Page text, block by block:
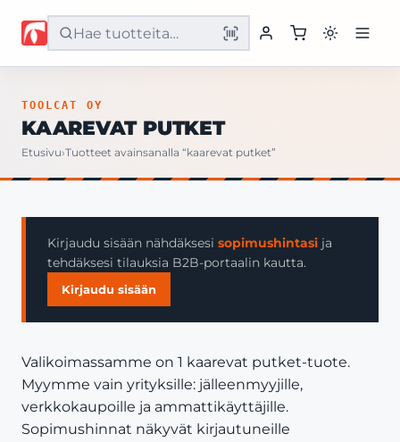
Etusivu
Yritys
Yhteystiedot
TOOLCAT OY
KAAREVAT PUTKET
Etusivu›Tuotteet avainsanalla “kaarevat putket”
Kirjaudu sisään nähdäksesi sopimushintasi ja
tehdäksesi tilauksia B2B-portaalin kautta.
Kirjaudu sisään
Valikoimassamme on 1 kaarevat putket-tuote.
Myymme vain yrityksille: jälleenmyyjille,
verkkokaupoille ja ammattikäyttäjille.
Sopimushinnat näkyvät kirjautuneille